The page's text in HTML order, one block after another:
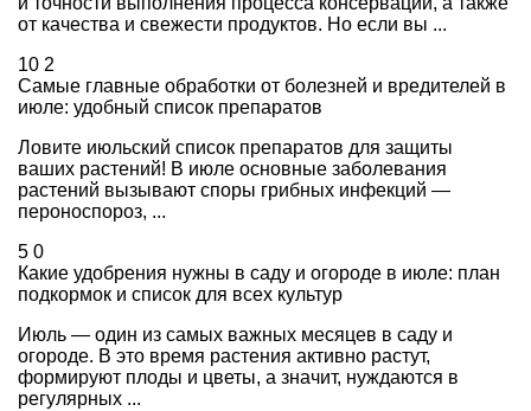
от качества и свежести продуктов. Но если вы ...
10 2
Самые главные обработки от болезней и вредителей в
июле: удобный список препаратов
Ловите июльский список препаратов для защиты
ваших растений! В июле основные заболевания
растений вызывают споры грибных инфекций —
пероноспороз, ...
5 0
Какие удобрения нужны в саду и огороде в июле: план
подкормок и список для всех культур
Июль — один из самых важных месяцев в саду и
огороде. В это время растения активно растут,
формируют плоды и цветы, а значит, нуждаются в
регулярных ...